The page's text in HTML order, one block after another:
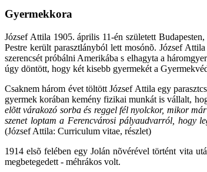
Gyermekkora
József Attila 1905. április 11-én született
Pestre került parasztlányból lett mosónõ. József
szerencsét próbálni Amerikába s elhagyta a
úgy döntött, hogy két kisebb gyermekét a
Csaknem három évet töltött József Attila egy
gyermek korában kemény fizikai munkát is vállalt,
elõtt várakozó sorba és reggel fél nyolckor, mikor
szenet loptam a Ferencvárosi pályaudvarról, hogy
(József Attila: Curriculum vitae, részlet)
1914 elsõ felében egy Jolán nõvérével történt vita
megbetegedett - méhrákos volt.